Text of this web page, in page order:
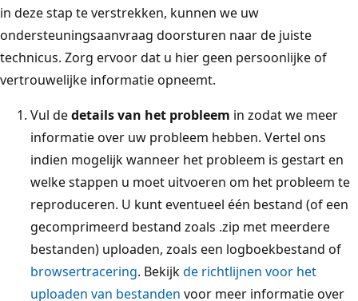
in deze stap te verstrekken, kunnen we uw
ondersteuningsaanvraag doorsturen naar de juiste
technicus. Zorg ervoor dat u hier geen persoonlijke of
vertrouwelijke informatie opneemt.
Vul dedetails van het probleem in zodat we meer
informatie over uw probleem hebben. Vertel ons
indien mogelijk wanneer het probleem is gestart en
welke stappen u moet uitvoeren om het probleem te
reproduceren. U kunt eventueel één bestand (of een
gecomprimeerd bestand zoals .zip met meerdere
bestanden) uploaden, zoals een logboekbestand of
browsertracering. Bekijkde richtlijnen voor het
uploaden van bestanden voor meer informatie over